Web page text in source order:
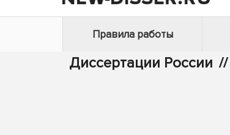
Правила работы
Диссертации России //